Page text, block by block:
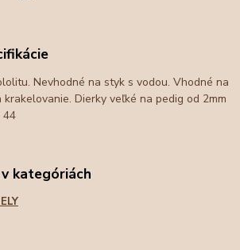
Nevhodné na styk s vodou. Vhodné na
Dierky veľké na pedig od 2mm
44
kategóriách